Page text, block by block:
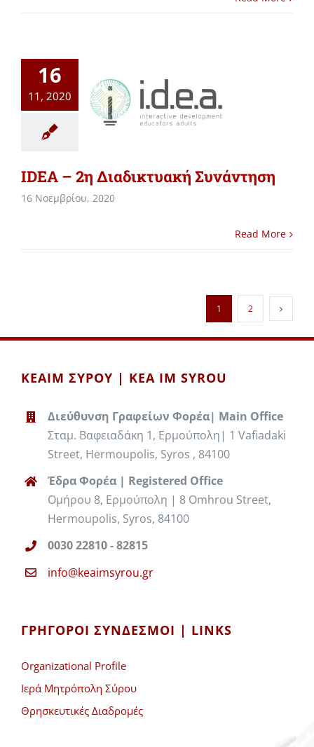
16
11, 2020
IDEA – 2η Διαδικτυακή Συνάντηση
16 Νοεμβρίου, 2020
Read More
1 2
ΚΕΑΙΜ ΣΥΡΟΥ | KEA IM SYROU
Διεύθυνση Γραφείων Φορέα| Main Office
Σταμ. Βαφειαδάκη 1, Ερμούπολη| 1 Vafiadaki
Street, Hermoupolis, Syros , 84100
Έδρα Φορέα | Registered Office
Ομήρου 8, Ερμούπολη | 8 Omhrou Street,
Hermoupolis, Syros, 84100
0030 22810 - 82815
info@keaimsyrou.gr
ΓΡΉΓΟΡΟΙ ΣΎΝΔΕΣΜΟΙ | LINKS
Organizational Profile
Ιερά Μητρόπολη Σύρου
Θρησκευτικές Διαδρομές